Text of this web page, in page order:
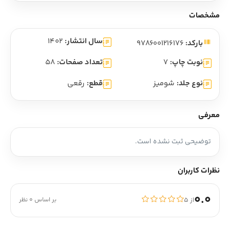
مشخصات
بارکد: سال انتشار: 1402
نوبت چاپ: 7 تعداد صفحات: 58
نوع جلد: شومیز قطع: رقعی
معرفی
توضیحی ثبت نشده است.
نظرات کاربران
0.0از ۵ بر اساس 0 نظر